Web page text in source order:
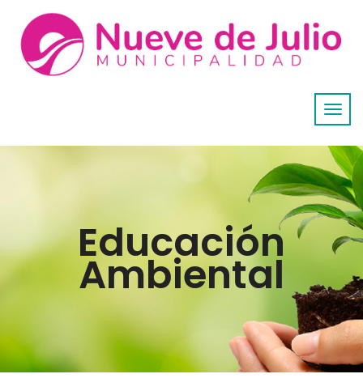
Educación
Ambiental